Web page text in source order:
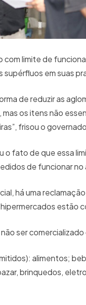
com limite de
supérfluos em suas
de reduzir as
os itens não
frisou o
o fato de que essa
de funcionar no
há uma
estão
ser
alimentos;
brinquedos,